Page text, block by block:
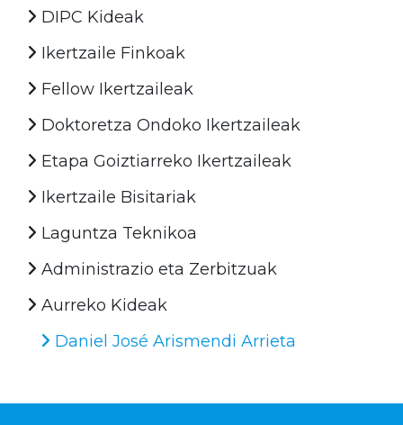
DIPC Kideak
Ikertzaile Finkoak
Fellow Ikertzaileak
Doktoretza Ondoko Ikertzaileak
Etapa Goiztiarreko Ikertzaileak
Ikertzaile Bisitariak
Laguntza Teknikoa
Administrazio eta Zerbitzuak
Aurreko Kideak
Daniel José Arismendi Arrieta